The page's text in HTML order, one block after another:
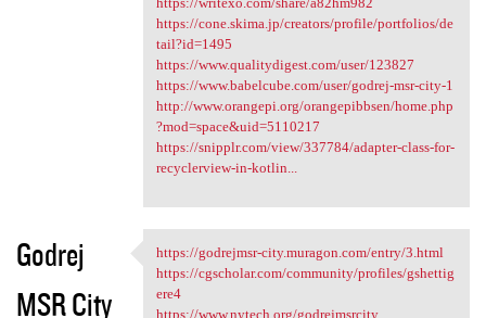
https://cone.skima.jp/creators/profile/portfolios/de
tail?id=1495
https://www.qualitydigest.com/user/123827
https://www.babelcube.com/user/godrej-msr-city-1
http://www.orangepi.org/orangepibbsen/home.php
?mod=space&uid=5110217
https://snipplr.com/view/337784/adapter-class-for-
recyclerview-in-kotlin...
Godrej
MSR City
https://godrejmsr-city
https://godrejmsr-city.muragon.com/entry/3.html
https://cgscholar.com/community/profiles/gshettig
ere4
https://www.nytech.org/godrejmsrcity